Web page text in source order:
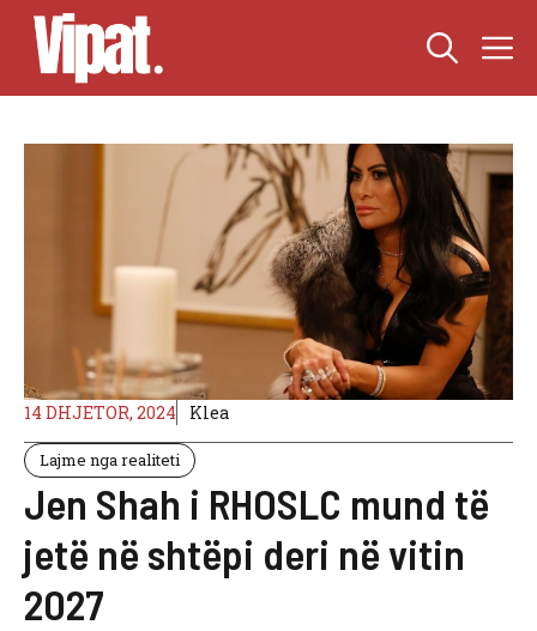
Skip
content
14 DHJETOR, 2024 Klea
Lajme nga realiteti
Jen Shah i RHOSLC mund të
jetë në shtëpi deri në vitin
2027